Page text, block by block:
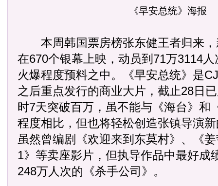
《早安总统》海报
本周韩国票房榜张东健王者归来，
在670个银幕上映，动员到71万3114
火爆程度预料之中。《早安总统》是
之后重点发行的商业大片，截止28日
时7天突破百万，虽不能与《海台》和
程度相比，但也将轻松创造张镇导演
虽然曾编剧《欢迎来到东莫村》、《
1》等卖座影片，但执导作品中最好成
248万人次的《杀手公司》。